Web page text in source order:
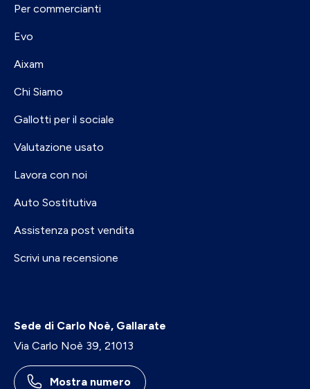
Per commercianti
Evo
Aixam
Chi Siamo
Gallotti per il sociale
Valutazione usato
Lavora con noi
Auto Sostitutiva
Assistenza post vendita
Scrivi una recensione
Sede di Carlo Noè, Gallarate
Via Carlo Noè 39, 21013
Mostra numero